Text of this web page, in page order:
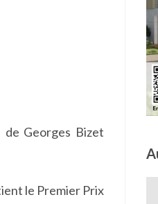
Georges Bizet
le Premier Prix